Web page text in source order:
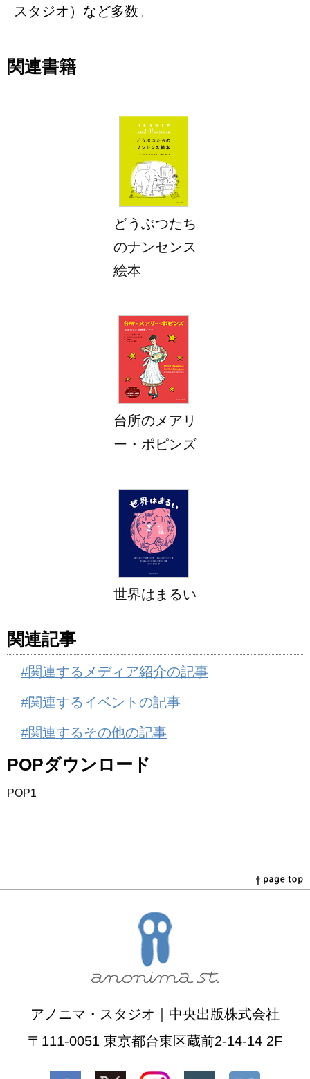
スタジオ）など多数。
関連書籍
どうぶつたち
のナンセンス
絵本
台所のメアリ
ー・ポピンズ
世界はまるい
関連記事
#関連するメディア紹介の記事
#関連するイベントの記事
#関連するその他の記事
POPダウンロード
POP1
アノニマ・スタジオ｜中央出版株式会社
〒111-0051 東京都台東区蔵前2-14-14 2F